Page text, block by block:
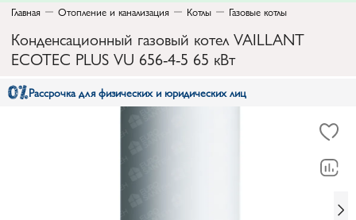
Главная
Отопление и канализация Котлы Газовые котлы
Конденсационный газовый котел VAILLANT
ECOTEC PLUS VU 656-4-5 65 кВт
Рассрочка для физических и юридических лиц